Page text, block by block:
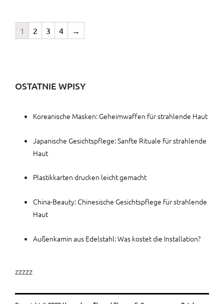
1 2 3 4 →
OSTATNIE WPISY
Koreanische Masken: Geheimwaffen für strahlende Haut
Japanische Gesichtspflege: Sanfte Rituale für strahlende
Haut
Plastikkarten drucken leicht gemacht
China-Beauty: Chinesische Gesichtspflege für strahlende
Haut
Außenkamin aus Edelstahl: Was kostet die Installation?
zzzzz